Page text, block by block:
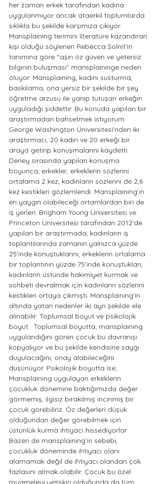
her zaman erkek tarafından kadına
uygulanmıyor ancak ataerkil toplumlarda
sıklıkla bu şekilde karşımıza çıkıyor.
Mansplaining terimini literatüre kazandıran
kişi olduğu söylenen Rebecca Solnit’in
tanımına göre “aşırı öz güven ve yetersiz
bilginin buluşması” mansplaininge neden
oluyor. Mansplaining; kadını susturma,
baskılama, ona yersiz bir şekilde bir şey
öğretme arzusu ile yanıp tutuşan erkeğin
uyguladığı şiddettir. Bu konuda yapılan bir
araştırmadan bahsetmek istiyorum.
George Washington Üniversitesi'nden iki
araştırmacı, 20 kadın ve 20 erkeği bir
araya getirip konuşmalarını kaydetti.
Deney sırasında yapılan konuşma
boyunca; erkekler, erkeklerin sözlerini
ortalama 2 kez, kadınların sözlerini de 2,6
kez kestikleri gözlemlendi. Mansplaining’in
en yaygın olabileceği ortamlardan biri de
iş yerleri. Brigham Young Üniversitesi ve
Princeton Üniversitesi tarafından 2012'de
yapılan bir araştırmada, kadınların iş
toplantılarında zamanın yalnızca yüzde
25'inde konuştuklarını, erkeklerin ortalama
bir toplantının yüzde 75'inde konuştukları,
kadınların üstünde hakimiyet kurmak ve
sohbeti devralmak için kadınların sözlerini
kestikleri ortaya çıkmıştı. Mansplaining’in
altında yatan nedenler iki ayrı şekilde ele
alınabilir: Toplumsal boyut ve psikolojik
boyut.  Toplumsal boyutta; mansplaining
uygulandığını gören çocuk bu davranışı
kopyalıyor ve bu şekilde kendisine saygı
duyulacağını, onay alabileceğini
düşünüyor. Psikolojik boyutta ise;
Mansplaining uygulayan erkeklerin
çocukluk dönemine baktığımızda değer
görmemiş, ilgisiz bırakılmış incinmiş bir
çocuk görebiliriz. Öz değerleri düşük
olduğundan değer görebilmek için
üstünlük kurma ihtiyacı hissediyorlar .
Bazen de mansplaining’in sebebi,
çocukluk döneminde ihtiyacı olanı
alamamak değil de ihtiyacı olandan çok
fazlasını almak olabilir. Çocuk bu özel
muameleyi yetişkin olduğunda da tüm